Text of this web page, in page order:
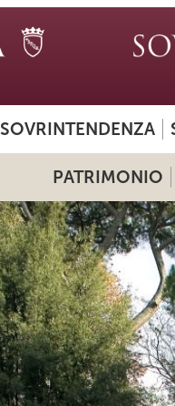
SOVRINTENDENZA
PATRIMONIO